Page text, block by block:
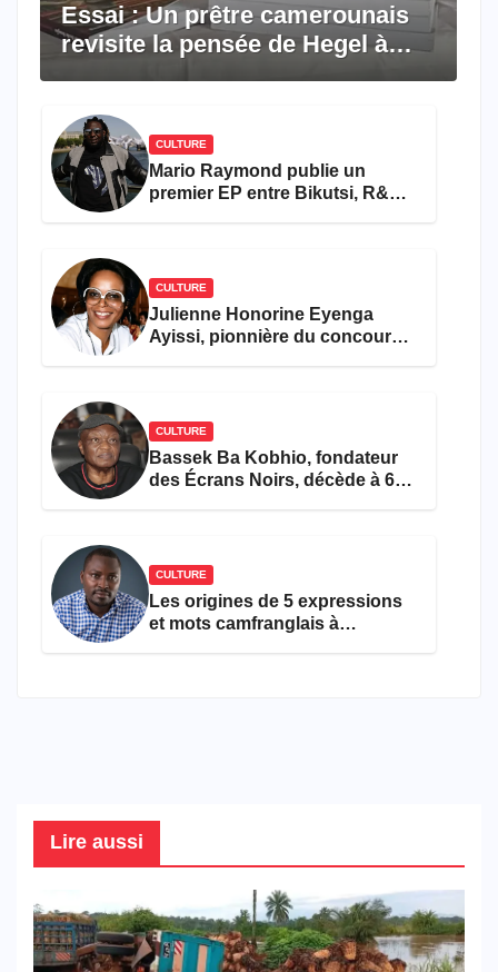
Essai : Un prêtre camerounais
revisite la pensée de Hegel à
CULTURE
Mario Raymond publie un
premier EP entre Bikutsi, R&B
CULTURE
Julienne Honorine Eyenga
Ayissi, pionnière du concours
CULTURE
Bassek Ba Kobhio, fondateur
des Écrans Noirs, décède à 69
CULTURE
Les origines de 5 expressions
et mots camfranglais à
Lire aussi